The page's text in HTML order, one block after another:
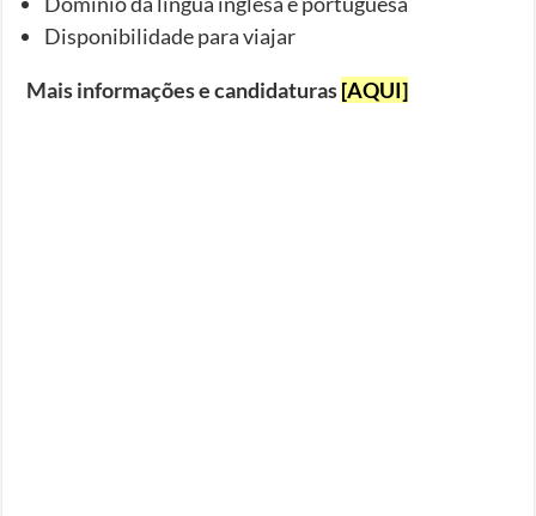
Disponibilidade para viajar
Mais informações e candidaturas[AQUI]